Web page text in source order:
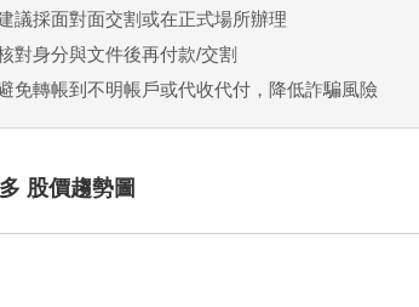
議採面對面交割或在正式場所辦理
對身分與文件後再付款/交割
免轉帳到不明帳戶或代收代付，降低詐騙風險
股價趨勢圖